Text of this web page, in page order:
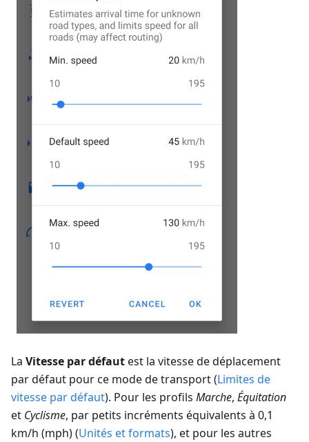
La Vitesse par défautest la vitesse de déplacement
par défaut pour ce mode de transport (Limites de
vitesse par défaut). Pour les profils Marche, Équitation
et Cyclisme, par petits incréments équivalents à 0,1
km/h (mph) (Unités et formats), et pour les autres